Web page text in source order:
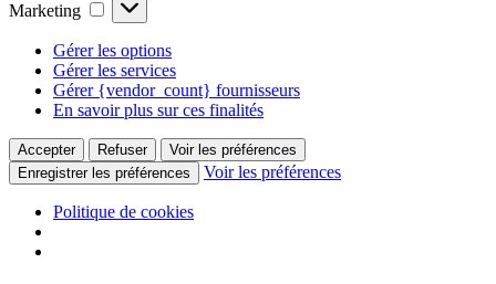
Marketing
Gérer les options
Gérer les services
Gérer {vendor_count} fournisseurs
En savoir plus sur ces finalités
Accepter Refuser
Voir les préférences
Enregistrer les préférences
Voir les préférences
Politique de cookies